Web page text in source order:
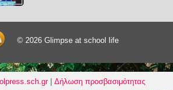
© 2026Glimpse at school life
| Δήλωση προσβασιμότητας